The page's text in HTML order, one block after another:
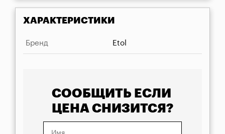
ХАРАКТЕРИСТИКИ
Бренд Etol
СООБЩИТЬ ЕСЛИ
ЦЕНА СНИЗИТСЯ?